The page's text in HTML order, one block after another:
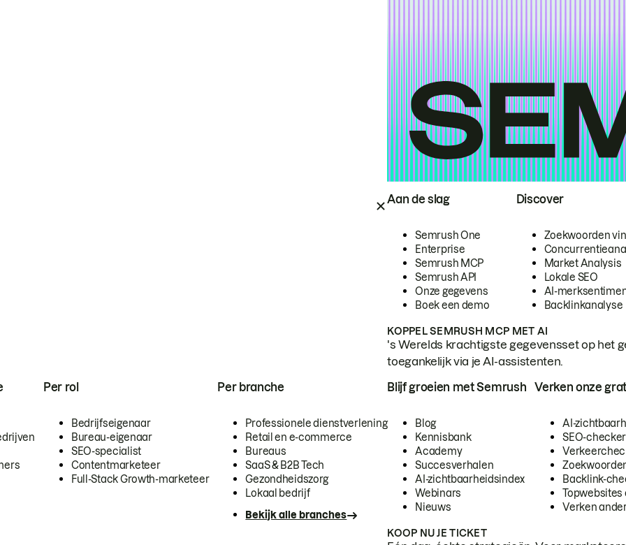
Aan de slag
Semrush One
Enterprise
Semrush MCP
Semrush API
Onze gegevens
Boek een demo
Discover
Zoekwoorden
Market Analysis
Lokale SEO
AI-
Backlinkanalyse
KOPPEL SEMRUSH MCP MET AI
's Werelds krachtigste gegevensset op het
toegankelijk via je AI-assistenten.
Per rol
Bedrijfseigenaar
Bureau-eigenaar
SEO-specialist
Contentmarketeer
Full-Stack Growth-marketeer
Per branche
Professionele dienstverlening
Retail en e-commerce
Bureaus
SaaS & B2B Tech
Gezondheidszorg
Lokaal bedrijf
Bekijk alle branches
Blijf groeien met Semrush
Blog
Kennisbank
Academy
Succesverhalen
AI-zichtbaarheidsindex
Webinars
Nieuws
Verken onze
AI-
SEO-checker
Backlink-
Topwebsites
Verken
KOOP NU JE TICKET